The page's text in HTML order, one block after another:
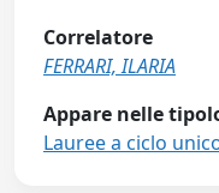
Correlatore
FERRARI, ILARIA
Appare nelle
Lauree a ciclo